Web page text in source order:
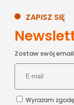
ZAPISZ SIĘ
Zostaw swój
Wyrażam